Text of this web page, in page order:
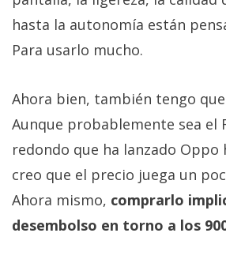
hasta la autonomía están
Para usarlo mucho.
Ahora bien, también tengo
Aunque probablemente sea el
redondo que ha lanzado Oppo
creo que el precio juega un
Ahora mismo, comprarlo
desembolso en torno a los